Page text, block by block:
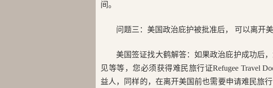
间。
问题三：美国政治庇护被批准后， 可以离开美
美国签证找大鹤解答：如果政治庇护成功后
见等等，您必须获得难民旅行证Refugee Travel
益人，同样的，在离开美国前也需要申请难民旅